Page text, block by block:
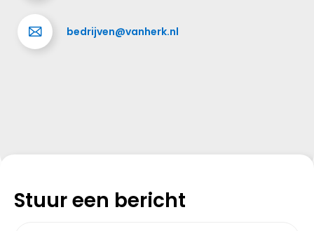
bedrijven@vanherk.nl
Stuur een bericht